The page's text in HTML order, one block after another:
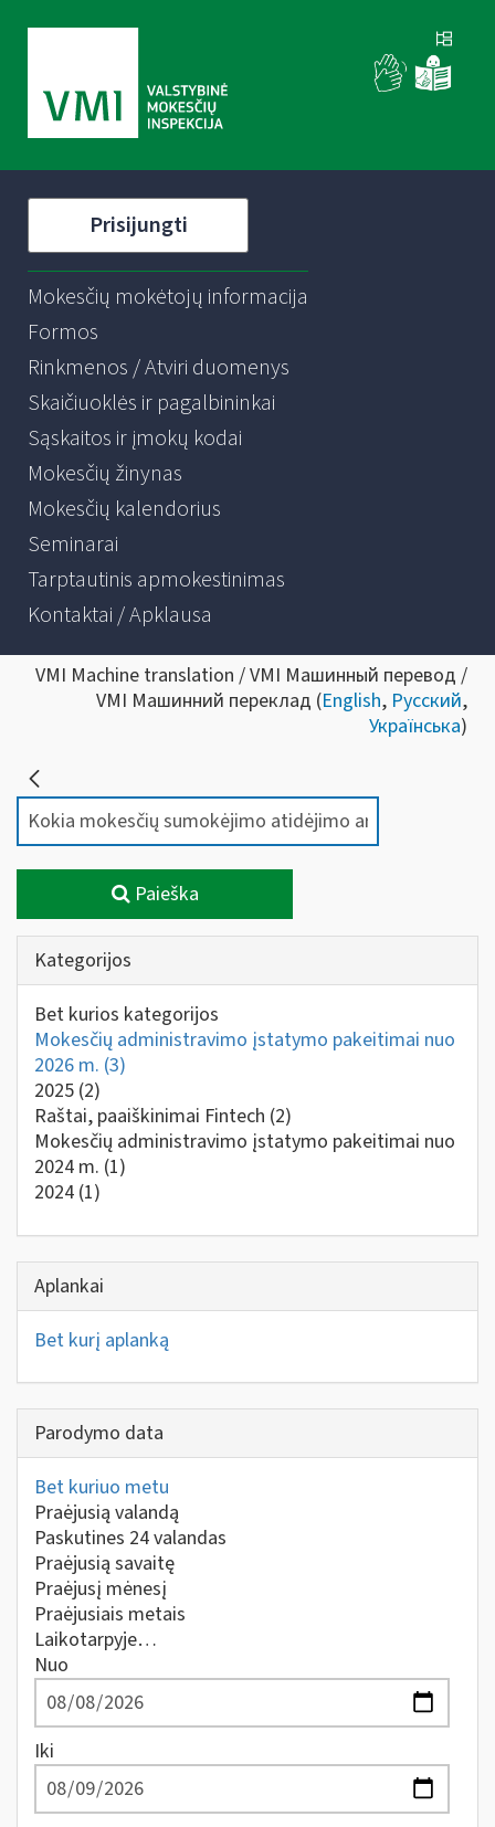
Prisijungti
Mokesčių mokėtojų informacija
Formos
Rinkmenos / Atviri duomenys
Skaičiuoklės ir pagalbininkai
Sąskaitos ir įmokų kodai
Mokesčių žinynas
Mokesčių kalendorius
Seminarai
Tarptautinis apmokestinimas
Kontaktai / Apklausa
VMI Machine translation / VMI Машинный перевод /
VMI Машинний переклад (English, Русский,
Українська)
Paieška
Kategorijos
Bet kurios kategorijos
Mokesčių administravimo įstatymo pakeitimai nuo
2026 m. (3)
2025 (2)
Raštai, paaiškinimai Fintech (2)
Mokesčių administravimo įstatymo pakeitimai nuo
2024 m. (1)
2024 (1)
Aplankai
Bet kurį aplanką
Parodymo data
Bet kuriuo metu
Praėjusią valandą
Paskutines 24 valandas
Praėjusią savaitę
Praėjusį mėnesį
Praėjusiais metais
Laikotarpyje…
Nuo
Iki